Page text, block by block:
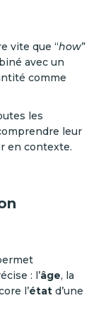
vite que “how”
avec un
comme
les
leur
en contexte.
: l’âge, la
l’état d’une